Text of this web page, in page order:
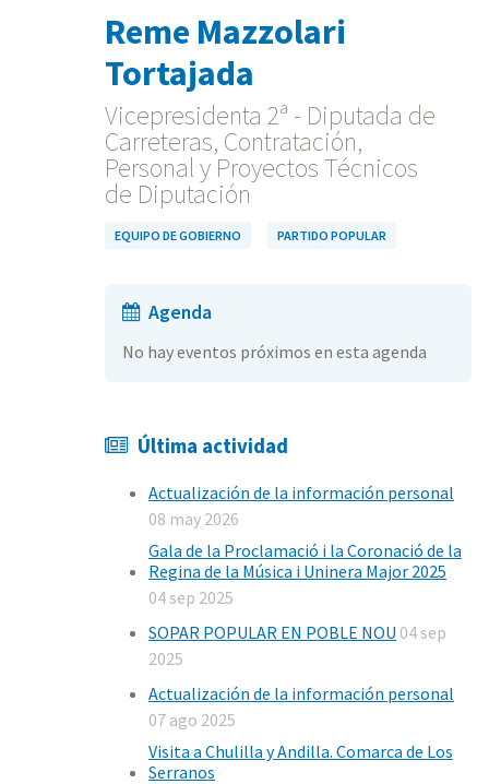
Reme Mazzolari
Tortajada
Vicepresidenta 2ª - Diputada de
Carreteras, Contratación,
Personal y Proyectos Técnicos
de Diputación
EQUIPO DE GOBIERNO PARTIDO POPULAR
Agenda
No hay eventos próximos en esta agenda
Última actividad
Actualización de la información personal
08 may 2026
Gala de la Proclamació i la Coronació de la
Regina de la Música i Uninera Major 2025
04 sep 2025
SOPAR POPULAR EN POBLE NOU 04 sep
2025
Actualización de la información personal
07 ago 2025
Visita a Chulilla y Andilla. Comarca de Los
Serranos